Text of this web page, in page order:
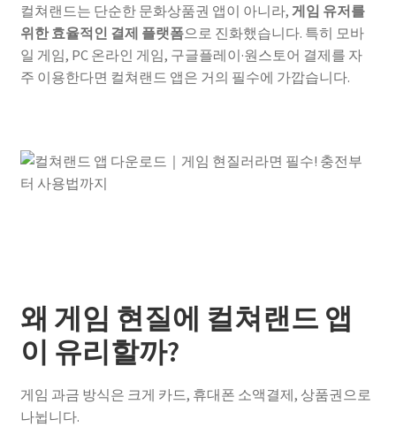
컬쳐랜드는 단순한 문화상품권 앱이 아니라, 게임 유저를
위한 효율적인 결제 플랫폼으로 진화했습니다. 특히 모바
일 게임, PC 온라인 게임, 구글플레이·원스토어 결제를 자
주 이용한다면 컬쳐랜드 앱은 거의 필수에 가깝습니다.
왜 게임 현질에 컬쳐랜드 앱
이 유리할까?
게임 과금 방식은 크게 카드, 휴대폰 소액결제, 상품권으로
나뉩니다.